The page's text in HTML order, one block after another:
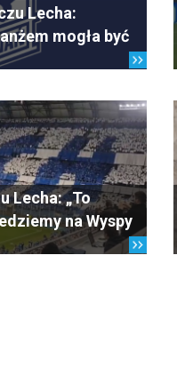
Lecha:
mogła być
Lecha: „To
na Wyspy